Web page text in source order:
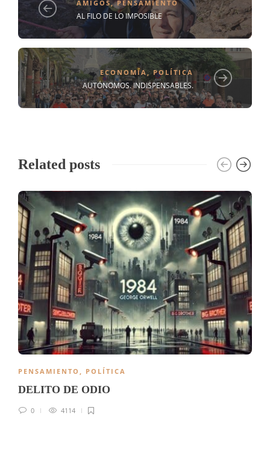
AMIGOS,PENSAMIENTO
AL FILO DE LO IMPOSIBLE
ECONOMÍA, POLÍTICA
AUTÓNOMOS. INDISPENSABLES.
Related posts
PENSAMIENTO , POLÍTICA
DELITO DE ODIO
0 4114